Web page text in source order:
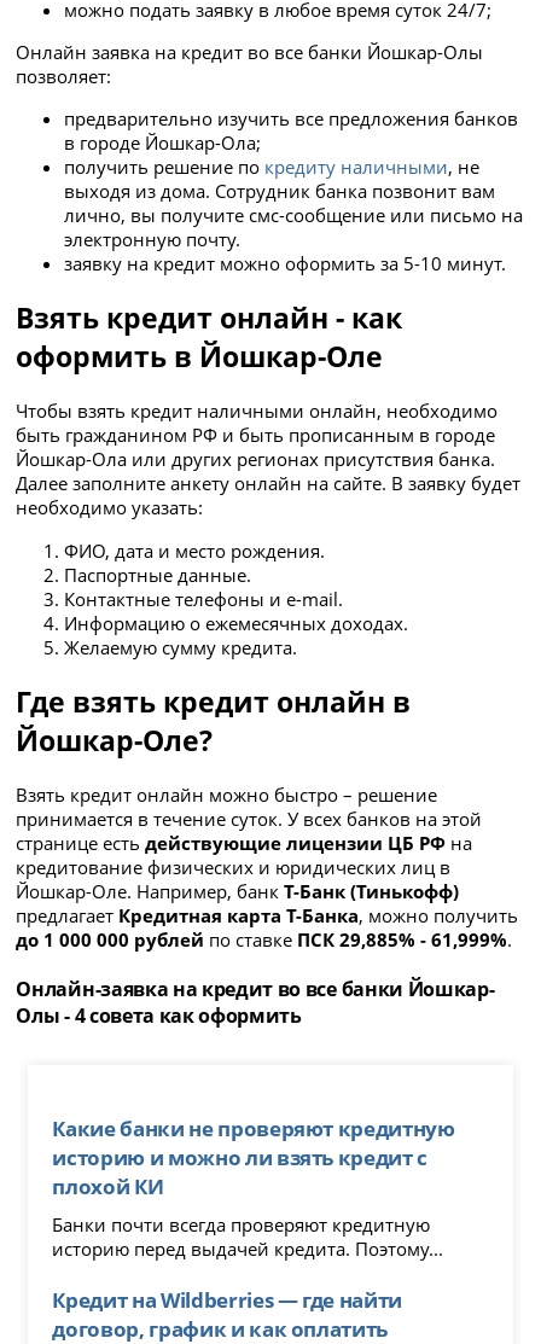
можно подать заявку в любое время суток 24/7;
Онлайн заявка на кредит во все банки Йошкар-Олы
позволяет:
предварительно изучить все предложения банков
в городе Йошкар-Ола;
получить решение по кредиту наличными, не
выходя из дома. Сотрудник банка позвонит вам
лично, вы получите смс-сообщение или письмо на
электронную почту.
заявку на кредит можно оформить за 5-10 минут.
Взять кредит онлайн - как
оформить в Йошкар-Оле
Чтобы взять кредит наличными онлайн, необходимо
быть гражданином РФ и быть прописанным в городе
Йошкар-Ола или других регионах присутствия банка.
Далее заполните анкету онлайн на сайте. В заявку будет
необходимо указать:
ФИО, дата и место рождения.
Паспортные данные.
Контактные телефоны и e-mail.
Информацию о ежемесячных доходах.
Желаемую сумму кредита.
Где взять кредит онлайн в
Йошкар-Оле?
Взять кредит онлайн можно быстро – решение
принимается в течение суток. У всех банков на этой
странице естьдействующие лицензии ЦБ РФ на
кредитование физических и юридических лиц в
Йошкар-Оле. Например, банкТ-Банк (Тинькофф)
предлагает Кредитная карта Т-Банка, можно получить
до 1 000 000 рублей по ставке ПСК 29,885% - 61,999%.
Онлайн-заявка на кредит во все банки Йошкар-
Олы - 4 совета как оформить
Какие банки не проверяют кредитную
историю и можно ли взять кредит с
плохой КИ
Банки почти всегда проверяют кредитную
историю перед выдачей кредита. Поэтому...
Кредит на Wildberries — где найти
договор, график и как оплатить